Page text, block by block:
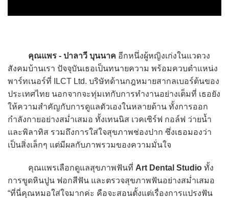
คุณแพร - ปาลาวี บุนนาค อีกหนึ่งผู้หญิงเก่งในแวดวง
สังคมบ้านเรา ปัจจุบันเธอเป็นทนายความ พร้อมควบตำแหน่ง
พาร์ทเนอร์ที่ ILCT Ltd. บริษัทด้านกฎหมายสากลเบอร์ต้นของ
ประเทศไทย นอกจากจะทุ่มเทกับการทำงานอย่างเต็มที่ เธอยัง
ให้ความสำคัญกับการดูแลตัวเองในหลายด้าน ทั้งการออก
กำลังกายอย่างสม่ำเสมอ ทั้งเทนนิส เวคเซิร์ฟ กอล์ฟ ว่ายน้ำ
และพิลาทิส รวมถึงการใส่ใจสุขภาพช่องปาก ซึ่งเธอมองว่า
เป็นสิ่งเล็กๆ แต่มีผลกับภาพรวมของความมั่นใจ
คุณแพรเลือกดูแลสุขภาพฟันที่ Art Dental Studio ทั้ง
การขูดหินปูน ฟอกสีฟัน และตรวจสุขภาพฟันอย่างสม่ำเสมอ
“ที่นี่คุณหมอใส่ใจมากค่ะ คือจะสอนตั้งแต่เรื่องการแปรงฟัน